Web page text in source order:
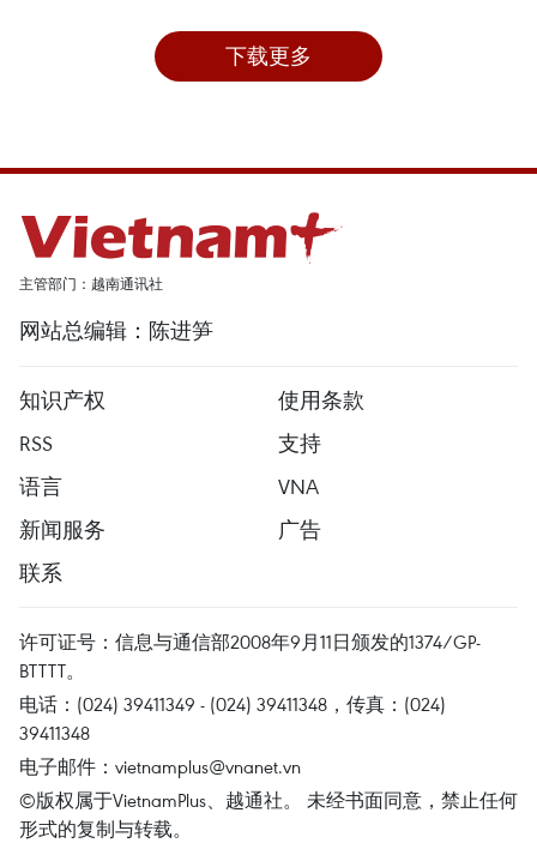
下载更多
主管部门：越南通讯社
网站总编辑：陈进笋
知识产权
使用条款
RSS
支持
语言
VNA
新闻服务
广告
联系
许可证号：信息与通信部2008年9月11日颁发的1374/GP-
BTTTT。
电话：(024) 39411349 - (024) 39411348，传真：(024)
39411348
电子邮件： vietnamplus@vnanet.vn
©版权属于VietnamPlus、越通社。 未经书面同意，禁止任何
形式的复制与转载。